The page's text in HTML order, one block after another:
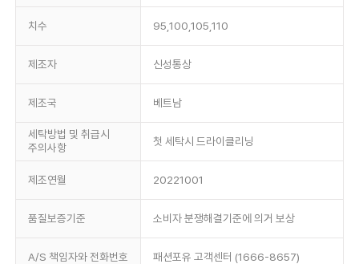
치수 95,100,105,110
제조자 신성통상
제조국 베트남
세탁방법 및 취급시
주의사항
첫 세탁시 드라이클리닝
제조연월 20221001
품질보증기준 소비자 분쟁해결기준에 의거 보상
A/S 책임자와 전화번호 패션포유 고객센터 (1666-8657)